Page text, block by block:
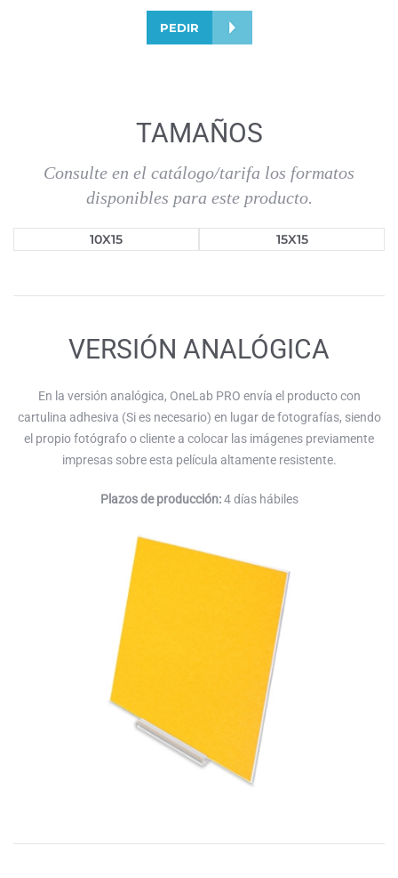
PEDIR
TAMAÑOS
Consulte en el catálogo/tarifa los formatos
disponibles para este producto.
10X15 15X15
VERSIÓN ANALÓGICA
En la versión analógica, OneLab PRO envía el producto con
cartulina adhesiva (Si es necesario) en lugar de fotografías, siendo
el propio fotógrafo o cliente a colocar las imágenes previamente
impresas sobre esta película altamente resistente.
Plazos de producción:4 días hábiles